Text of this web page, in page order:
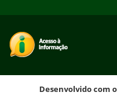
Desenvolvido com